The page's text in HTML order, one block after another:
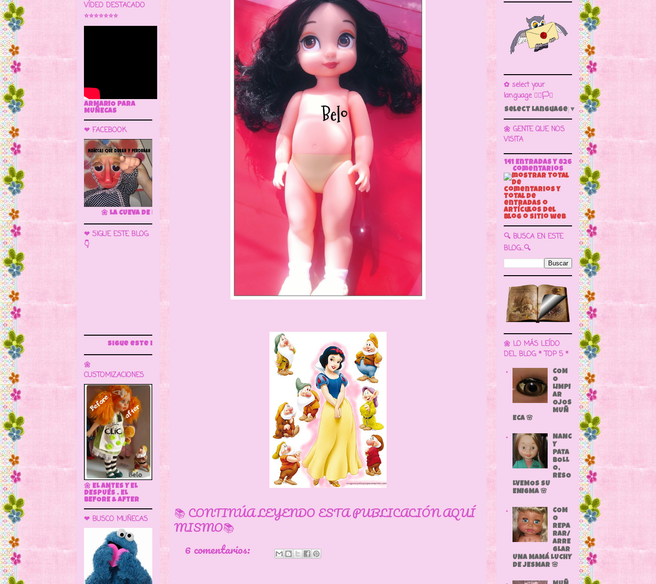
📚 CONTINÚA LEYENDO ESTA PUBLICACIÓN AQUÍ
MISMO📚
6 comentarios:
VÍDEO DESTACADO
⭐⭐⭐⭐⭐⭐⭐
ARMARIO PARA
MUÑECAS
❤ FACEBOOK
🌼 LA CUEVA DE LAS MUÑECAS
❤ SIGUE ESTE BLOG
👇
Sigue este blog para más información
🌼
CUSTOMIZACIONES
🌼 EL ANTES Y EL
DESPUÉS . EL
BEFORE & AFTER
❤ BUSCO MUÑECAS
✿ select your
language 🏳️‍🌈🏳️🏁
Select Language ▼
🌼 GENTE QUE NOS
VISITA
141 Entradas y 826
Comentarios
🔍 BUSCA EN ESTE
BLOG...🔍
🌼 LO MÁS LEÍDO
DEL BLOG * TOP 5 *
COM
O
LIMPI
AR
OJOS
MUÑ
ECA 🌸
NANC
Y
PATA
BOLL
O,
RESO
LVEMOS SU
ENIGMA 🌸
COM
O
REPA
RAR/
ARRE
GLAR
UNA MAMÁ LUCHY
DE JESMAR 🌸